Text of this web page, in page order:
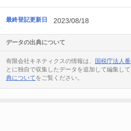
最終登記更新日 2023/08/18
データの出典について
有限会社キネティクスの情報は、 国税庁法人
とに独自で収集したデータを追加して編集して
典についてをご覧ください。